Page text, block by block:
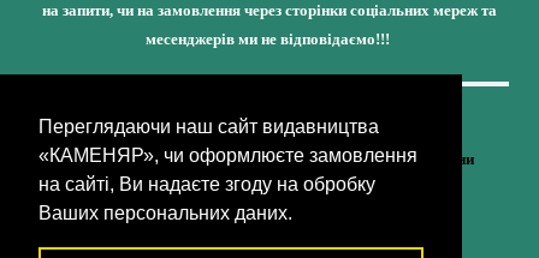
Переглядаючи наш сайт видавництва
«КАМЕНЯР», чи оформлюєте замовлення
на сайті, Ви надаєте згоду на обробку
Ваших персональних даних.
на запити, чи на замовлення через сторінки соціальних мереж та
месенджерів ми не відповідаємо!!!
Кожне наше видання - це внесок у спротив,
у збереження ідентичності та неминучу перемогу України
(видавництво «КАМЕНЯР»)